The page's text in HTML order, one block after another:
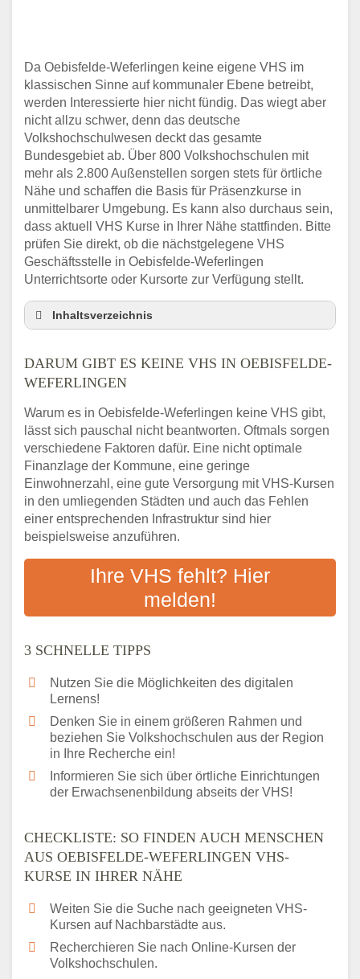
Da Oebisfelde-Weferlingen keine eigene VHS im
klassischen Sinne auf kommunaler Ebene betreibt,
werden Interessierte hier nicht fündig. Das wiegt aber
nicht allzu schwer, denn das deutsche
Volkshochschulwesen deckt das gesamte
Bundesgebiet ab. Über 800 Volkshochschulen mit
mehr als 2.800 Außenstellen sorgen stets für örtliche
Nähe und schaffen die Basis für Präsenzkurse in
unmittelbarer Umgebung. Es kann also durchaus sein,
dass aktuell VHS Kurse in Ihrer Nähe stattfinden. Bitte
prüfen Sie direkt, ob die nächstgelegene VHS
Geschäftsstelle in Oebisfelde-Weferlingen
Unterrichtsorte oder Kursorte zur Verfügung stellt.
Inhaltsverzeichnis
Weferlingen
3 schnelle Tipps
Oebisfelde-Weferlingen VHS-Kurse in Ihrer
Nähe
Abendschule in der Region rund um
Oebisfelde-Weferlingen
VHS steht für Erwachsenenbildung
Online-Kurse: Alternative Angebote zum
VHS-Kurs
Checkliste: Darauf kommt es bei
Bildungsangeboten an
Das bundesweite Volkshochschulwesen
DARUM GIBT ES KEINE VHS IN OEBISFELDE-
WEFERLINGEN
Warum es in Oebisfelde-Weferlingen keine VHS gibt,
lässt sich pauschal nicht beantworten. Oftmals sorgen
verschiedene Faktoren dafür. Eine nicht optimale
Finanzlage der Kommune, eine geringe
Einwohnerzahl, eine gute Versorgung mit VHS-Kursen
in den umliegenden Städten und auch das Fehlen
einer entsprechenden Infrastruktur sind hier
beispielsweise anzuführen.
Ihre VHS fehlt? Hier
melden!
3 SCHNELLE TIPPS
Nutzen Sie die Möglichkeiten des digitalen
Lernens!
Denken Sie in einem größeren Rahmen und
beziehen Sie Volkshochschulen aus der Region
in Ihre Recherche ein!
Informieren Sie sich über örtliche Einrichtungen
der Erwachsenenbildung abseits der VHS!
CHECKLISTE: SO FINDEN AUCH MENSCHEN
AUS OEBISFELDE-WEFERLINGEN VHS-
KURSE IN IHRER NÄHE
Weiten Sie die Suche nach geeigneten VHS-
Kursen auf Nachbarstädte aus.
Recherchieren Sie nach Online-Kursen der
Volkshochschulen.